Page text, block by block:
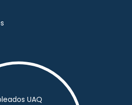
UAQ